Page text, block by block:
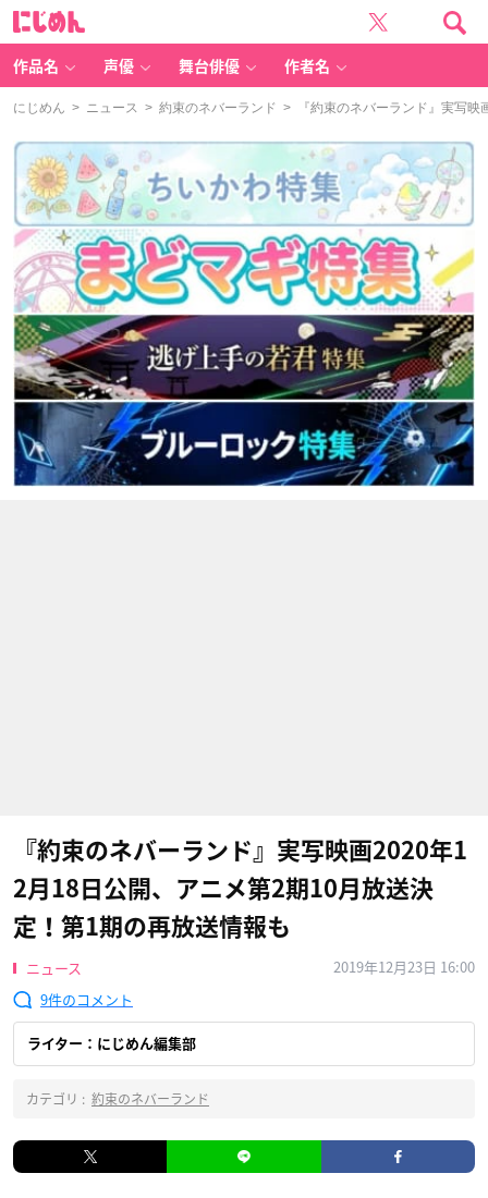
作品名 声優 舞台俳優 作者名
にじめん > ニュース > 約束のネバーランド > 『約束のネバーランド』実写映
『約束のネバーランド』実写映画2020年1
2月18日公開、アニメ第2期10月放送決
定！第1期の再放送情報も
ニュース
2019年12月23日 16:00
9
ライター：にじめん編集部
カテゴリ : 約束のネバーランド